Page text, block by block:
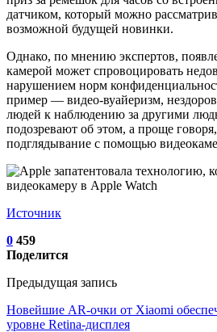
датчиком, который можно
возможной будущей новинки.
Однако, по мнению экспертов,
камерой может спровоцировать
нарушением норм
пример — видео-вуайеризм,
людей к наблюдению за другими
подозревают об этом, а проще
подглядывание с помощью
Источник
0 459
Поделится
Предыдущая запись
Новейшие AR-очки от Xiaomi
уровне Retina-дисплея